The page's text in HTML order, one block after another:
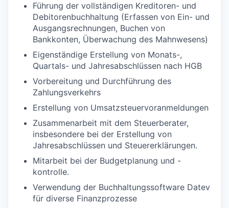
Führung der vollständigen Kreditoren- und
Debitorenbuchhaltung (Erfassen von Ein- und
Ausgangsrechnungen, Buchen von
Bankkonten, Überwachung des Mahnwesens)
Eigenständige Erstellung von Monats-,
Quartals- und Jahresabschlüssen nach HGB
Vorbereitung und Durchführung des
Zahlungsverkehrs
Erstellung von Umsatzsteuervoranmeldungen
Zusammenarbeit mit dem Steuerberater,
insbesondere bei der Erstellung von
Jahresabschlüssen und Steuererklärungen.
Mitarbeit bei der Budgetplanung und -
kontrolle.
Verwendung der Buchhaltungssoftware Datev
für diverse Finanzprozesse